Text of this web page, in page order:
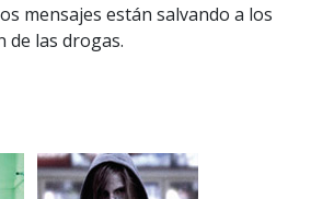
mensajes están salvando a los
de las drogas.